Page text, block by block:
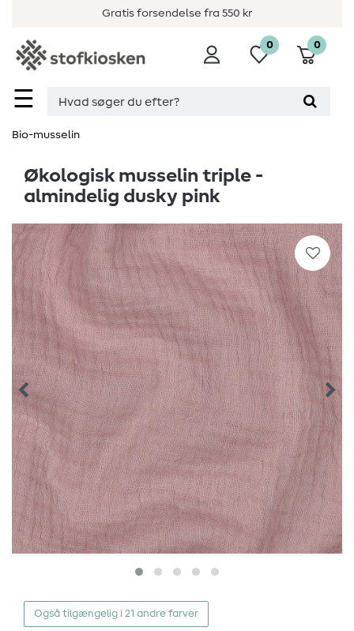
Gratis forsendelse fra 550 kr
☰
0 0
Bio-musselin
Økologisk musselin triple -
almindelig dusky pink
Også tilgængelig i 21 andre farver